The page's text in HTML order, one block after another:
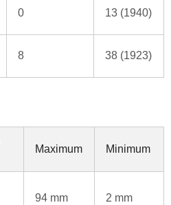
0 13 (1940)
8 38 (1923)
Maximum Minimum
94 mm
2 mm